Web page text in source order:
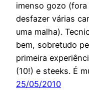
imenso gozo
desfazer várias
uma malha).
bem, sobretudo
primeira
(10!) e steeks. É
25/05/2010